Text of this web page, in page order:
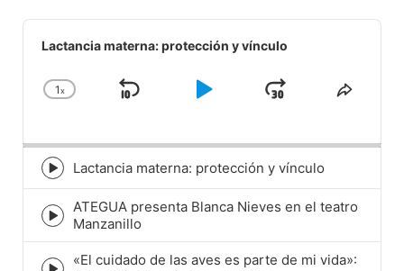
Audio
Player
Lactancia materna: protección y vínculo
Change
1x
Skip
Play
JumpShare
Episode
play
icon
Lactancia materna: protección y vínculo
Episode
play
icon
ATEGUA presenta Blanca Nieves en el teatro
Manzanillo
«El cuidado de las aves es parte de mi vida»: